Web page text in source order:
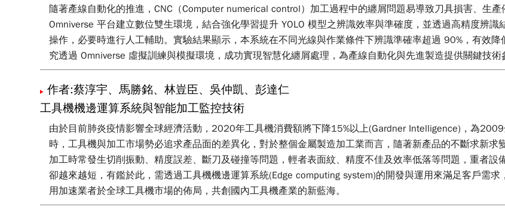
隨著產線自動化的推進，CNC（Computer numerical control）加工過程中的纏屑問題易導致刀具損害、生
Omniverse 平台建立數位雙生環境，結合強化學習提升 YOLO 模型之辨識效率與準確度，並透過高精度辨
操作，必要時進行人工輔助。實驗結果顯示，本系統在不同光線與作業條件下辨識準確率超過 90%，有效
究透過 Omniverse 虛擬訓練與模擬環境，成功實現智慧化纏屑處理，為產線自動化與先進製造提供關鍵技術
作者:蔡淳宇、馬勝銘、林豈臣、吳仲凱、彭達仁
工具機機邊運算系統與智能加工監控技術
由於目前肺炎疫情影響全球經濟活動，2020年工具機消費額將下降15%以上(Gardner Intelligence)，為
時，工具機與加工市場勢必追求產品面的差異化，對於整個金屬製造加工業而言，隨著新產品的不斷求新
加工時常發生切削振動、精度誤差、斷刀及碰撞等問題，輕者表面紋、精度不佳及效率低落等問題，重者
卻越來越短，有鑑於此，需透過工具機機邊運算系統(Edge computing system)的開發與運用來滿足客戶需
用加速業者於全球工具機市場的佈局，共創國內工具機產業的新藍海。